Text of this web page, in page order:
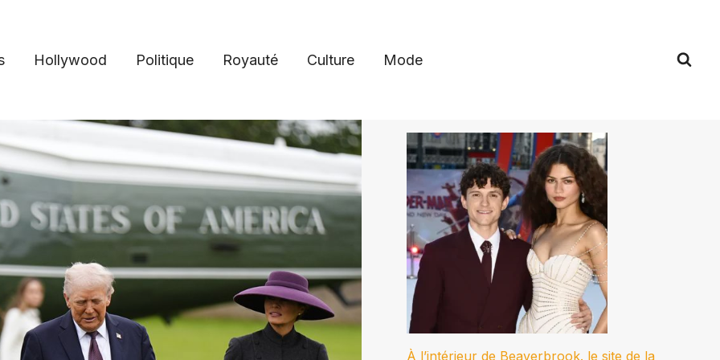
Hollywood Politique Royauté Culture Mode
À l’intérieur de Beaverbrook. le site de la